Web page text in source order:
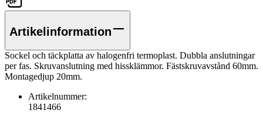
Artikelinformation
Sockel och täckplatta av halogenfri termoplast. Dubbla anslutningar
per fas. Skruvanslutning med hissklämmor. Fästskruvavstånd 60mm.
Montagedjup 20mm.
Artikelnummer:
1841466